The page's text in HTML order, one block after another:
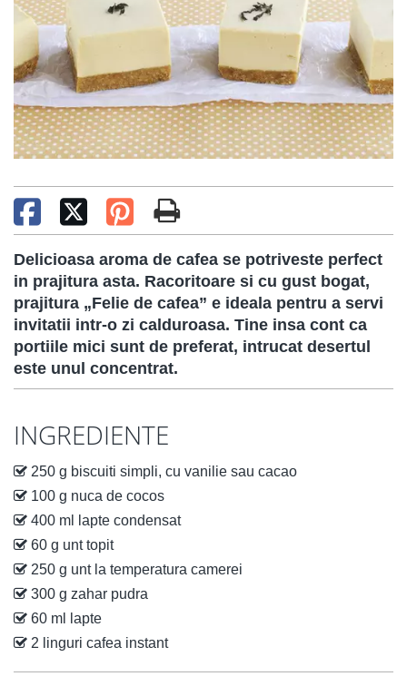
Delicioasa aroma de cafea se potriveste perfect
in prajitura asta. Racoritoare si cu gust bogat,
prajitura „Felie de cafea” e ideala pentru a servi
invitatii intr-o zi calduroasa. Tine insa cont ca
portiile mici sunt de preferat, intrucat desertul
este unul concentrat.
INGREDIENTE
250 g biscuiti simpli, cu vanilie sau cacao
100 g nuca de cocos
400 ml lapte condensat
60 g unt topit
250 g unt la temperatura camerei
300 g zahar pudra
60 ml lapte
2 linguri cafea instant